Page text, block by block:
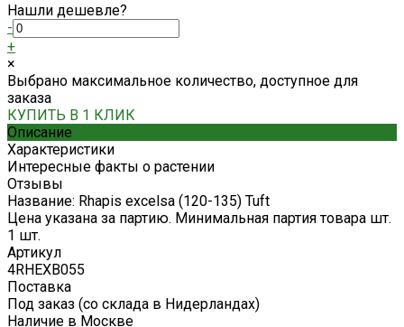
Нашли дешевле?
-
+
×
Выбрано максимальное количество, доступное для
заказа
КУПИТЬ В 1 КЛИК
Описание
Характеристики
Интересные факты о растении
Отзывы
Название: Rhapis excelsa (120-135) Tuft
Цена указана за партию. Минимальная партия товара шт.
1 шт.
Артикул
4RHEXB055
Поставка
Под заказ (со склада в Нидерландах)
Наличие в Москве